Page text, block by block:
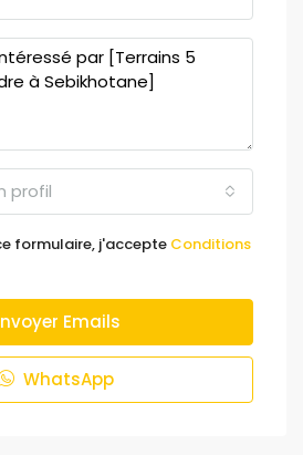
profil
formulaire, j'accepte Conditions
Emails
WhatsApp